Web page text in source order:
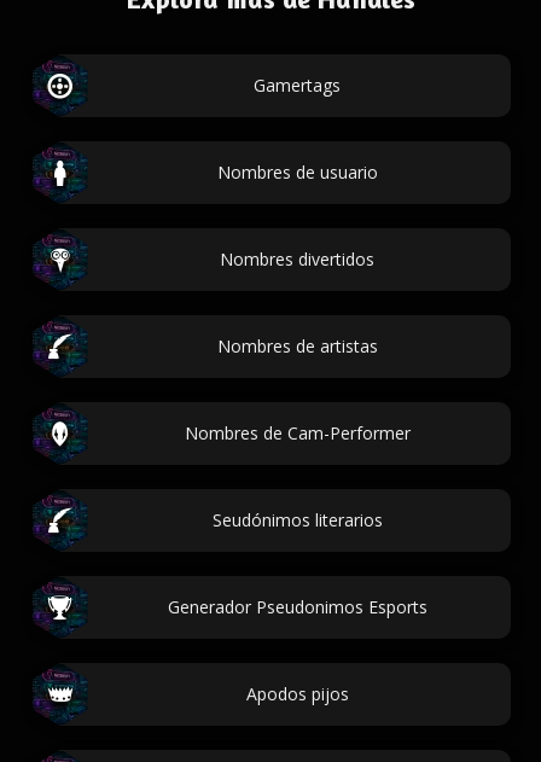
Gamertags
Nombres de usuario
Nombres divertidos
Nombres de artistas
Nombres de Cam-Performer
Seudónimos literarios
Generador Pseudonimos Esports
Apodos pijos